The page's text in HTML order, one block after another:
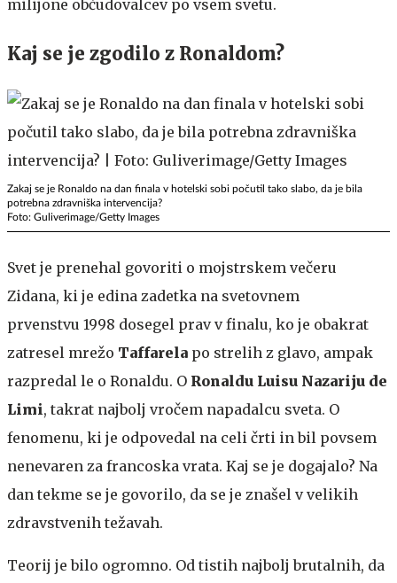
milijone občudovalcev po vsem svetu.
Kaj se je zgodilo z Ronaldom?
Zakaj se je Ronaldo na dan finala v hotelski sobi počutil tako slabo, da je bila
potrebna zdravniška intervencija?
Foto: Guliverimage/Getty Images
Svet je prenehal govoriti o mojstrskem večeru
Zidana, ki je edina zadetka na svetovnem
prvenstvu 1998 dosegel prav v finalu, ko je obakrat
zatresel mrežo Taffarela po strelih z glavo, ampak
razpredal le o Ronaldu. O Ronaldu Luisu Nazariju de
Limi, takrat najbolj vročem napadalcu sveta. O
fenomenu, ki je odpovedal na celi črti in bil povsem
nenevaren za francoska vrata. Kaj se je dogajalo? Na
dan tekme se je govorilo, da se je znašel v velikih
zdravstvenih težavah.
Teorij je bilo ogromno. Od tistih najbolj brutalnih, da